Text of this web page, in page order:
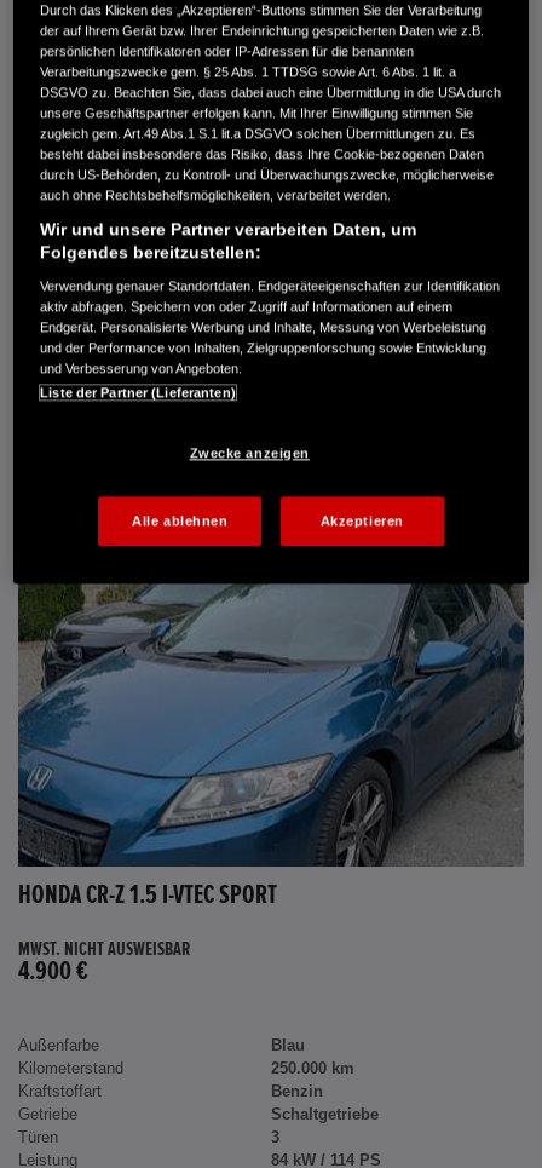
Außenfarbe
crystal black pearl
Kilometerstand
166.000 km
Kraftstoffart
Super
Getriebe
Automatik
Türen
5
Leistung
61 kW / 83 PS
Hubraum
1.339 cm³
Erstzulassung
10.2007
Bauart
Limousine
AUTO HARKE GMBH
Randersweide 59-63
21035 Hamburg
+49 40 735 935 0
DETAILS
HONDA CR-Z 1.5 I-VTEC SPORT
MWST. NICHT AUSWEISBAR
4.900 €
Außenfarbe
Blau
Kilometerstand
250.000 km
Kraftstoffart
Benzin
Getriebe
Schaltgetriebe
Türen
3
Leistung
84 kW / 114 PS
Durch das Klicken des „Akzeptieren“-Buttons stimmen Sie der Verarbeitung
der auf Ihrem Gerät bzw. Ihrer Endeinrichtung gespeicherten Daten wie z.B.
persönlichen Identifikatoren oder IP-Adressen für die benannten
Verarbeitungszwecke gem. § 25 Abs. 1 TTDSG sowie Art. 6 Abs. 1 lit. a
DSGVO zu. Beachten Sie, dass dabei auch eine Übermittlung in die USA durch
unsere Geschäftspartner erfolgen kann. Mit Ihrer Einwilligung stimmen Sie
zugleich gem. Art.49 Abs.1 S.1 lit.a DSGVO solchen Übermittlungen zu. Es
besteht dabei insbesondere das Risiko, dass Ihre Cookie-bezogenen Daten
durch US-Behörden, zu Kontroll- und Überwachungszwecke, möglicherweise
auch ohne Rechtsbehelfsmöglichkeiten, verarbeitet werden.
Wir und unsere Partner verarbeiten Daten, um
Folgendes bereitzustellen:
Verwendung genauer Standortdaten. Endgeräteeigenschaften zur Identifikation
aktiv abfragen. Speichern von oder Zugriff auf Informationen auf einem
Endgerät. Personalisierte Werbung und Inhalte, Messung von Werbeleistung
und der Performance von Inhalten, Zielgruppenforschung sowie Entwicklung
und Verbesserung von Angeboten.
Liste der Partner (Lieferanten)
Zwecke anzeigen
Alle ablehnen Akzeptieren